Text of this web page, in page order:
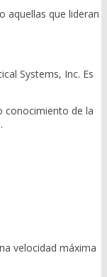
aquellas que lideran
Systems, Inc. Es
conocimiento de la
velocidad máxima